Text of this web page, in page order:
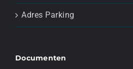
Adres Parking
Documenten